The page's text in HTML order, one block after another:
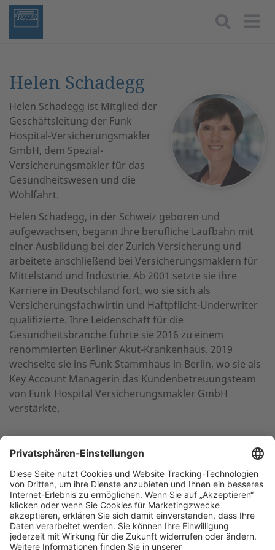
Helen Schadegg
Helen Schadegg ist Mitglied der
Geschäftsleitung der Funk
Hospital-Versicherungsmakler
GmbH, dem Spezial-
Versicherungsmakler für das
Gesundheitswesen und die
Wohlfahrt.
Helen Schadegg, in der Schweiz geboren und
aufgewachsen, begann Ihre berufliche Laufbahn mit
einer Ausbildung bei der Zurich Versicherung und
arbeitete anschließend bei Versicherungsmaklern für
Mittelstand und Industrie. Ab 2001 setzte sie ihre
Karriere in Deutschland fort, wo sie sich als
Versicherungsfachwirtin und Haftpflicht-Underwriter
qualifizierte. Ihre Leidenschaft für die
Gesundheitsbranche führte sie 2016 zu einem
renommierten Berliner Akut-Krankenhaus. 2019
wechselte sie ins Funk Stammhaus in Berlin, wo sie als
Key Account Managerin das Kundenbetreuungsteam
von Funk Hospital Versicherungsmakler GmbH
verstärkte.
NACH OBEN
Die beste Empfehlung. Funk.
+49 40 35914-0